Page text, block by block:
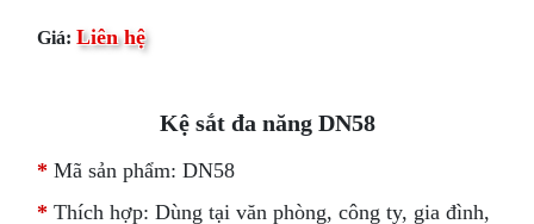
Giá: Liên hệ
Kệ sắt đa năng DN58
* Mã sản phẩm: DN58
*Thích hợp: Dùng tại văn phòng, công ty, gia đình,